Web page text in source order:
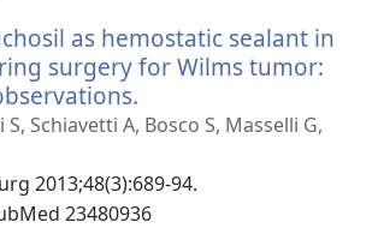
く）
as hemostatic sealant in
surgery for Wilms tumor:
し
タ
ブ
S, Schiavetti A, Bosco S, Masselli G,
2013;48(3):689-94.
23480936